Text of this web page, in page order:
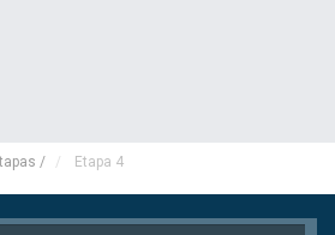
/ Etapa 4